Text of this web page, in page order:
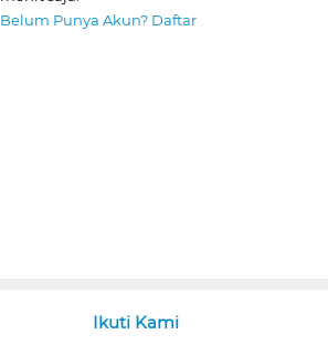
Belum Punya Akun? Daftar
Ikuti Kami